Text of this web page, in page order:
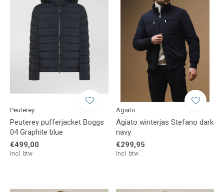
Peuterey
Peuterey pufferjacket Boggs
04 Graphite blue
€499,00
Incl. btw
Agiato
Agiato winterjas Stefano dark
navy
€299,95
Incl. btw